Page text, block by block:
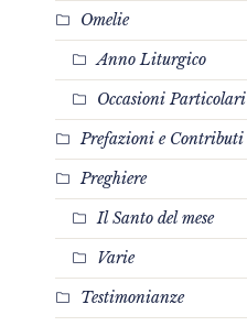
Omelie
Anno Liturgico
Occasioni Particolari
Prefazioni e Contributi
Preghiere
Il Santo del mese
Varie
Testimonianze